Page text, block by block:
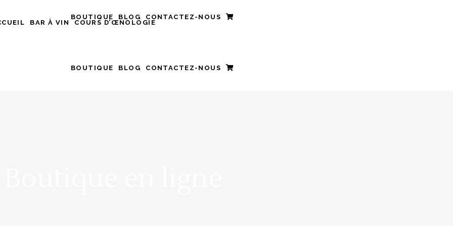
BAR À VIN COURS D’ŒNOLOGIE
BOUTIQUE BLOG CONTACTEZ-NOUS
BOUTIQUE BLOG CONTACTEZ-NOUS